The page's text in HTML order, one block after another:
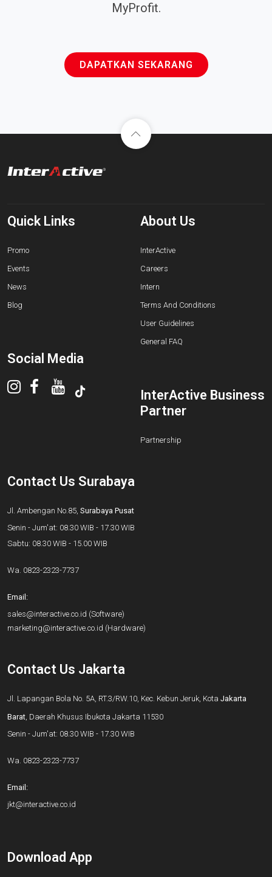
MyProfit.
DAPATKAN SEKARANG
Quick Links
Promo
Events
News
Blog
Social Media
About Us
InterActive
Careers
Intern
Terms And Conditions
User Guidelines
General FAQ
InterActive Business
Partner
Partnership
Contact Us Surabaya
Jl. Ambengan No.85, Surabaya Pusat
Senin - Jum'at: 08.30 WIB - 17.30 WIB
Sabtu: 08.30 WIB - 15.00 WIB
Wa. 0823-2323-7737
Email:
sales@interactive.co.id (Software)
marketing@interactive.co.id (Hardware)
Contact Us Jakarta
Jl. Lapangan Bola No. 5A, RT.3/RW.10, Kec. Kebun Jeruk, Kota Jakarta
Barat, Daerah Khusus Ibukota Jakarta 11530
Senin - Jum'at: 08.30 WIB - 17.30 WIB
Wa. 0823-2323-7737
Email:
jkt@interactive.co.id
Download App